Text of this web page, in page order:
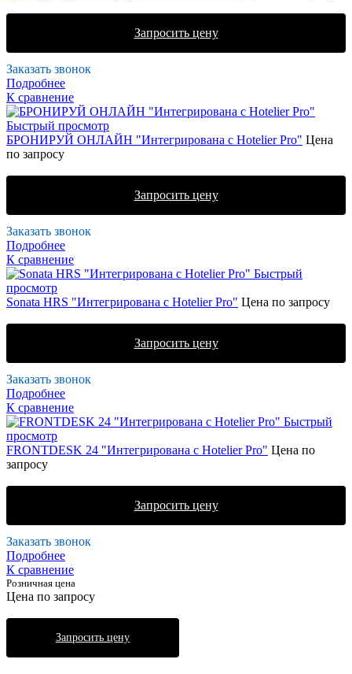
Запросить цену
Заказать звонок
Подробнее
К сравнение
Быстрый просмотр
БРОНИРУЙ ОНЛАЙН "Интегрирована с Hotelier Pro" Цена
по запросу
Запросить цену
Заказать звонок
Подробнее
К сравнение
Быстрый
просмотр
Sonata HRS "Интегрирована с Hotelier Pro" Цена по запросу
Запросить цену
Заказать звонок
Подробнее
К сравнение
Быстрый
просмотр
FRONTDESK 24 "Интегрирована с Hotelier Pro" Цена по
запросу
Запросить цену
Заказать звонок
Подробнее
К сравнение
Розничная цена
Цена по запросу
Запросить цену